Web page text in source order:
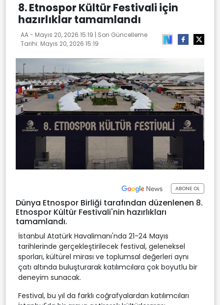
8. Etnospor Kültür Festivali için
hazırlıklar tamamlandı
AA - Mayıs 20, 2026 15:19 | Son Güncelleme
Tarihi: Mayıs 20, 2026 15:19
ABONE OL
Dünya Etnospor Birliği tarafından düzenlenen 8.
Etnospor Kültür Festivali'nin hazırlıkları
tamamlandı.
İstanbul Atatürk Havalimanı'nda 21-24 Mayıs
tarihlerinde gerçekleştirilecek festival, geleneksel
sporları, kültürel mirası ve toplumsal değerleri aynı
çatı altında buluşturarak katılımcılara çok boyutlu bir
deneyim sunacak.
Festival, bu yıl da farklı coğrafyalardan katılımcıları